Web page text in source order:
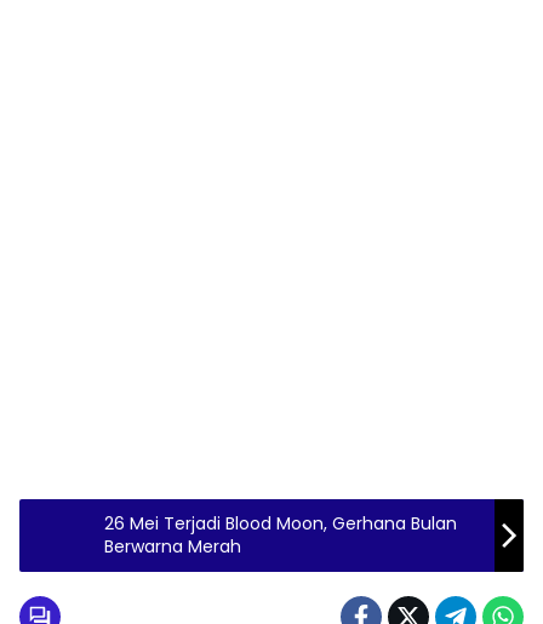
26 Mei Terjadi Blood Moon, Gerhana Bulan
Berwarna Merah